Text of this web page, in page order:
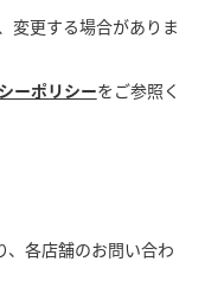
変更する場合がありま
ーポリシーをご参照く
、各店舗のお問い合わ